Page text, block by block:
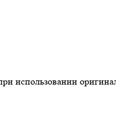
использовании